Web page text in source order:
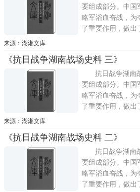
到积极的推进作用
要组成部分。中国
略军浴血奋战，为
了重要作用，做出
馆和中国第二历
版《抗日战争湖南
争湖南战场和中
到积极的推进作用
来源：湖湘文库
《抗日战争湖南战场史料 三》
抗日战争湖南
要组成部分。中国
略军浴血奋战，为
了重要作用，做出
馆和中国第二历
版《抗日战争湖南
争湖南战场和中
到积极的推进作用
来源：湖湘文库
《抗日战争湖南战场史料 二》
抗日战争湖南
要组成部分。中国
略军浴血奋战，为
了重要作用，做出